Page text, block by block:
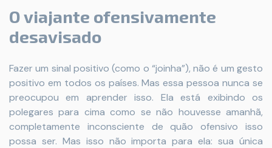
O viajante ofensivamente
desavisado
Fazer um sinal positivo (como o “joinha”), não é um gesto
positivo em todos os países. Mas essa pessoa nunca se
preocupou em aprender isso. Ela está exibindo os
polegares para cima como se não houvesse amanhã,
completamente inconsciente de quão ofensivo isso
possa ser. Mas isso não importa para ela: sua única